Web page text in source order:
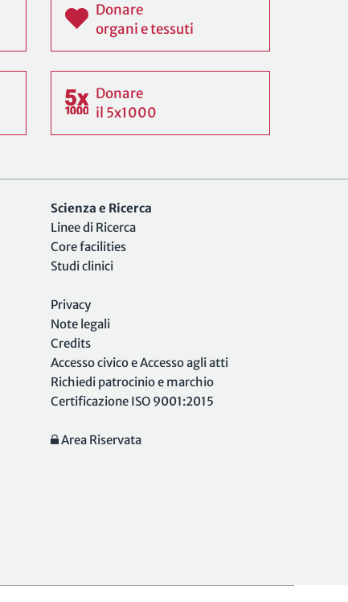
Donare
organi e tessuti
Donare
il 5x1000
Scienza e Ricerca
Linee di Ricerca
Core facilities
Studi clinici
Privacy
Note legali
Credits
Accesso civico e Accesso agli atti
Richiedi patrocinio e marchio
Certificazione ISO 9001:2015
Area Riservata